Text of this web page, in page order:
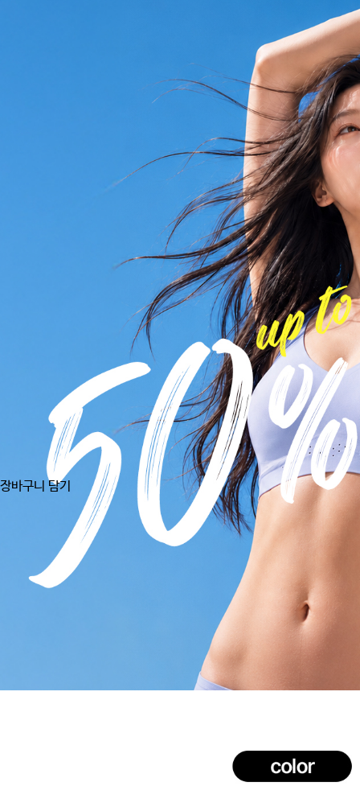
장바구니 담기